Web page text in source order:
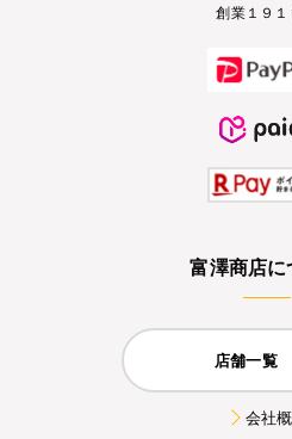
創業１９１
富澤商店に
店舗一覧
会社